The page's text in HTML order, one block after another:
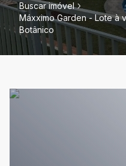
Buscar imóvel
Máxximo Garden - Lote à
Botânico